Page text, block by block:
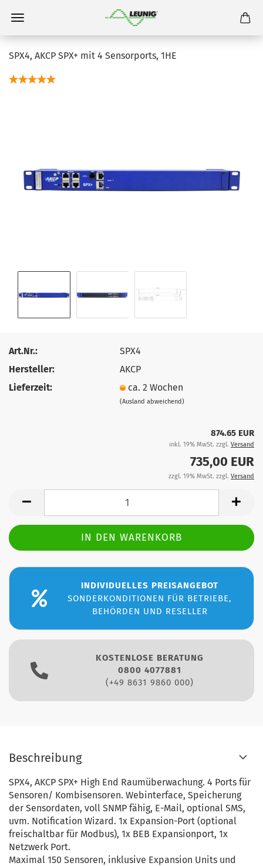
SPX4, AKCP SPX+ mit 4 Sensorports, 1HE
Art.Nr.:
SPX4
Hersteller:
AKCP
Lieferzeit:
ca. 2 Wochen
(Ausland abweichend)
874.65 EUR
inkl. 19% MwSt. zzgl. Versand
735,00 EUR
zzgl. 19% MwSt. zzgl. Versand
INDIVIDUELLES PREISANGEBOT
SONDERKONDITIONEN FÜR BETRIEBE,
BEHÖRDEN UND RESELLER
KOSTENLOSE BERATUNG
0800 4077881
(+49 8631 9860 000)
Beschreibung
SPX4, AKCP SPX+ High End Raumüberwachung. 4 Ports für
Sensoren/ Kombisensoren. Webinterface, Speicherung
der Sensordaten, voll SNMP fähig, E-Mail, optional SMS,
uvm. Notification Wizard. 1x Expansion-Port (optional
freischaltbar für Modbus), 1x BEB Expansionport, 1x
Netzwerk Port.
Maximal 150 Sensoren, inklusive Expansion Units und